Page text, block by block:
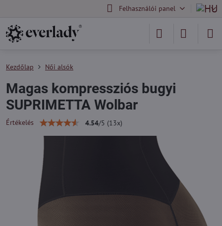
Felhasználói panel
Kezdőlap Női alsók
Magas kompressziós bugyi
SUPRIMETTA Wolbar
Értékelés 4.54/5 (13x)